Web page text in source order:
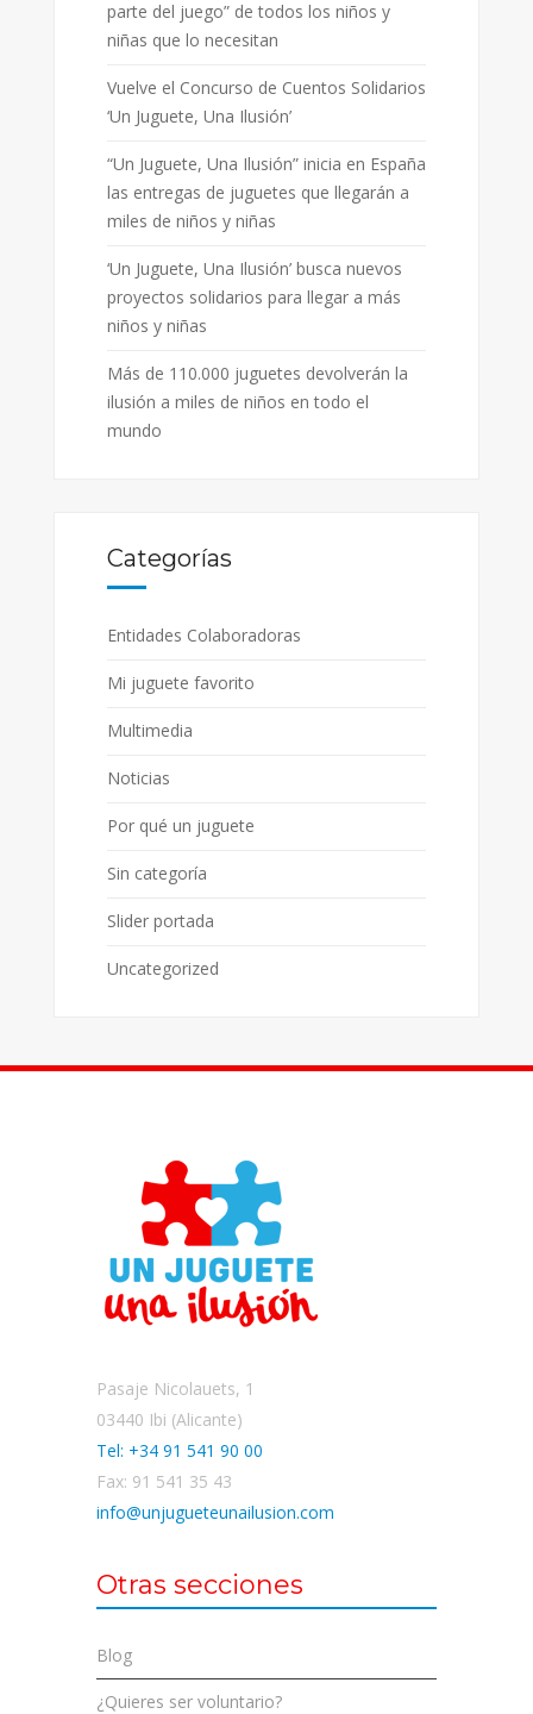
parte del juego” de todos los niños y
niñas que lo necesitan
Vuelve el Concurso de Cuentos Solidarios
‘Un Juguete, Una Ilusión’
“Un Juguete, Una Ilusión” inicia en España
las entregas de juguetes que llegarán a
miles de niños y niñas
‘Un Juguete, Una Ilusión’ busca nuevos
proyectos solidarios para llegar a más
niños y niñas
Más de 110.000 juguetes devolverán la
ilusión a miles de niños en todo el
mundo
Categorías
Entidades Colaboradoras
Mi juguete favorito
Multimedia
Noticias
Por qué un juguete
Sin categoría
Slider portada
Uncategorized
Pasaje Nicolauets, 1
03440 Ibi (Alicante)
Tel: +34 91 541 90 00
Fax: 91 541 35 43
info@unjugueteunailusion.com
Otras secciones
Blog
¿Quieres ser voluntario?